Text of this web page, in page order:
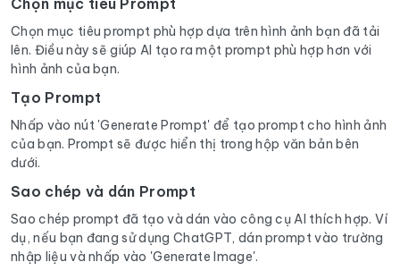
Chọn mục tiêu Prompt
Chọn mục tiêu prompt phù hợp dựa trên hình ảnh bạn đã tải
lên. Điều này sẽ giúp AI tạo ra một prompt phù hợp hơn với
hình ảnh của bạn.
Tạo Prompt
Nhấp vào nút 'Generate Prompt' để tạo prompt cho hình ảnh
của bạn. Prompt sẽ được hiển thị trong hộp văn bản bên
dưới.
Sao chép và dán Prompt
Sao chép prompt đã tạo và dán vào công cụ AI thích hợp. Ví
dụ, nếu bạn đang sử dụng ChatGPT, dán prompt vào trường
nhập liệu và nhấp vào 'Generate Image'.